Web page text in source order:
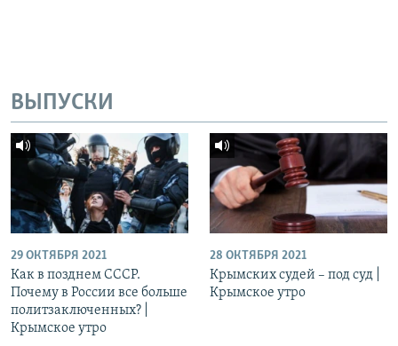
ВЫПУСКИ
29 ОКТЯБРЯ 2021
Как в позднем СССР.
Почему в России все больше
политзаключенных? |
Крымское утро
28 ОКТЯБРЯ 2021
Крымских судей – под суд |
Крымское утро